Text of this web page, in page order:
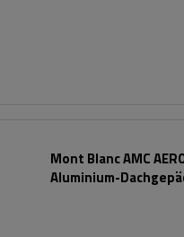
Mont Blanc AMC
Aluminium-